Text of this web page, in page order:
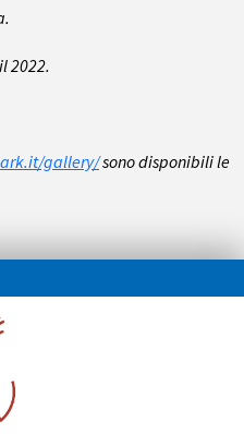
2022.
gallery/sono disponibili le